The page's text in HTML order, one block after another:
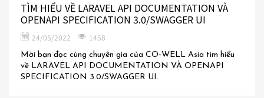
TÌM HIỂU VỀ LARAVEL API DOCUMENTATION VÀ
OPENAPI SPECIFICATION 3.0/SWAGGER UI
24/05/2022 1458
Mời bạn đọc cùng chuyên gia của CO-WELL Asia tìm hiểu
về LARAVEL API DOCUMENTATION VÀ OPENAPI
SPECIFICATION 3.0/SWAGGER UI.